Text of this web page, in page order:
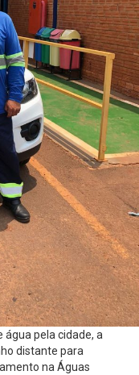
pela cidade, a
distante para
na Águas